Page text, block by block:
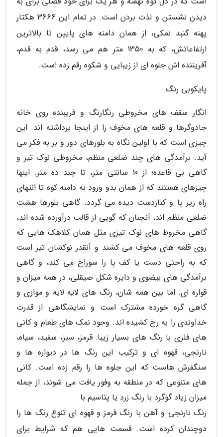
دیدن نشستن و لذت بردن است. در تمام این 3666 هکتار
پهنه گنبد نمکی، از همان دامنه های پایین تا بالاترین
ارتفاعاتش، که به 1350 متر هم می رسد، قدم به قدم،
آفریننده اش جلوه ای از زیبایی و شکوه رقم زده است.
پایکوبی رنگ
انگار سقف های مخروطی رنگارنگ و فریبنده روی خانه
جادوگرها و قلعه های مخوف را از اینجا برداشته اند. این
چیزی است که با اولین نگاه به بلورهای دور و بر به فکر می
آید. برآمدگی های چند ضلعی منظم، مخروطی نوک تیز و
گاهی بی قاعده؛ از 10 سانتی متر، تا چند ده متر. اینها
چیزهای هستند که از همان بدو ورود به دامنه کوه تا انتهای
راه زیر پا و کناردست دیده می گردد. گاهی بلورها هشت
ضلعی منظم اند، آنچنان که گویی از قالب درآورده شده اند،
گاهی مخروط های نوک تیزی مثل همان کلاهک هایی که
روی قلعه های مخوف می کشند و آنقدر نوکشان تیز است
که به راحتی دست یا کف پا را سوراخ می کند، و گاهی
برآمدگی های بیضوی و دایره شکل صیقلی، در همه میزان و
قواره ای. اما بین همه شان، رنگ های لایه لایه و موازی و
گاهی گره خورده مشترک است و نمایشگاهی از قدرت
خداوندی را به رخ کشیده اند. وجود نمک های طعام و کانی
های فلزی با رنگ های بسیار زیبا: قرمز، سبز، سفید، سیاه،
نارنجی، قهوه ای و ترکیب این رنگ ها در دیواره ها و
سنگفرش هاست که این جلوه ها را رقم زده است. کانی
های متنوعی که در منطقه به وفور یافت می شوند، از جمله
میزان زیاد گوگرد با رنگ زرد یا پتاسیم با
رنگ نارنجی و آهن با رنگ قرمز و قهوه ای تنوع رنگ ها را
دوچندان کرده است. قسمت هایی هم که شرایط برای